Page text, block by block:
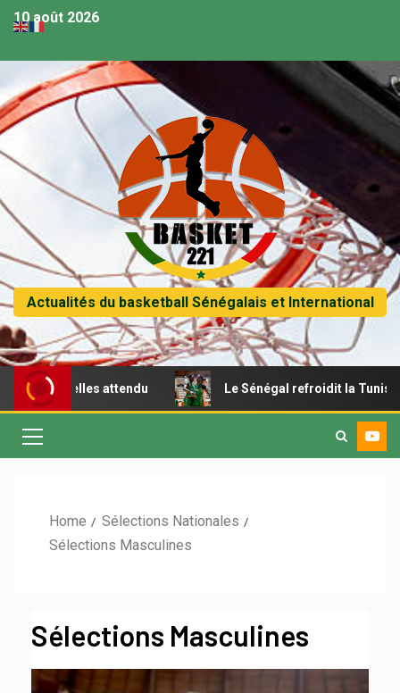
10 août 2026
Actualités du basketball Sénégalais et International
attendu Le Sénégal refroidit la Tunisie et passe en
Home
Sélections Nationales
Sélections Masculines
Sélections Masculines